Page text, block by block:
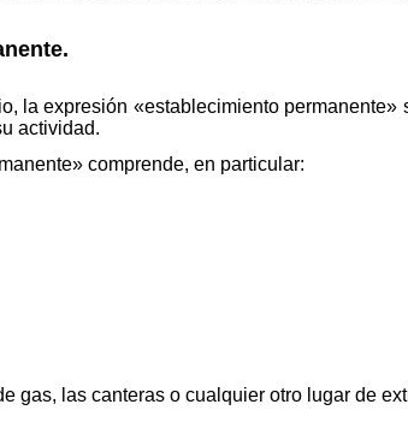
la expresión «establecimiento permanente»
actividad.
comprende, en particular:
las canteras o cualquier otro lugar de